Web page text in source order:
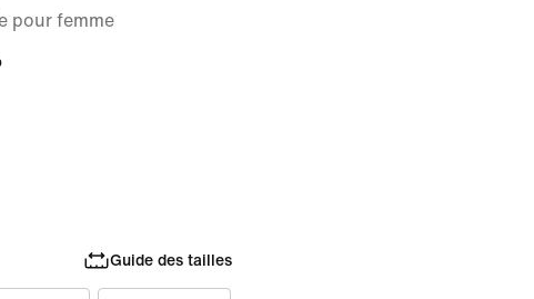
pour femme
Guide des tailles